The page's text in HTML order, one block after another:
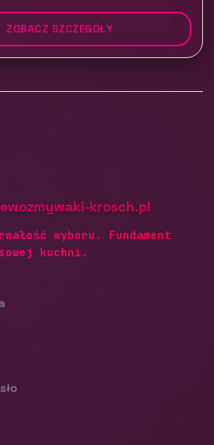
ZOBACZ SZCZEGÓŁY
krosch.pl
wyboru. Fundament
kuchni.